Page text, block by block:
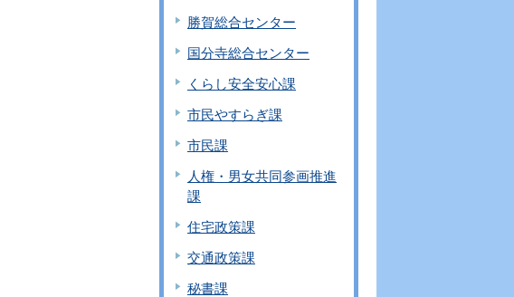
勝賀総合センター
国分寺総合センター
くらし安全安心課
市民やすらぎ課
市民課
人権・男女共同参画推進
課
住宅政策課
交通政策課
秘書課